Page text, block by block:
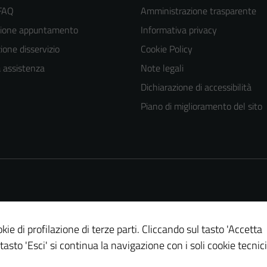
appuntamento
disservizio
assistenza
Amministrazione trasparente
Informativa privacy
Cookie Policy
Note legali
Dichiarazione di accessibilità
Piano di miglioramento del sito
di profilazione di terze parti. Cliccando sul tasto 'Accetta
'Esci' si continua la navigazione con i soli cookie
Tecnici
per il
essere
disabilitati.